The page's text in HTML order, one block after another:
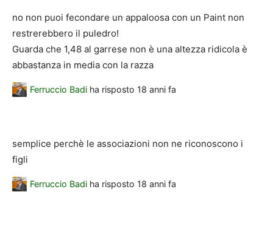
no non puoi fecondare un appaloosa con un Paint non
restrerebbero il puledro!
Guarda che 1,48 al garrese non è una altezza ridicola è
abbastanza in media con la razza
Ferruccio Badi ha risposto 18 anni fa
semplice perchè le associazioni non ne riconoscono i
figli
Ferruccio Badi ha risposto 18 anni fa